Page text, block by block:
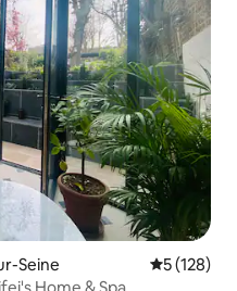
Seine
5 (128)